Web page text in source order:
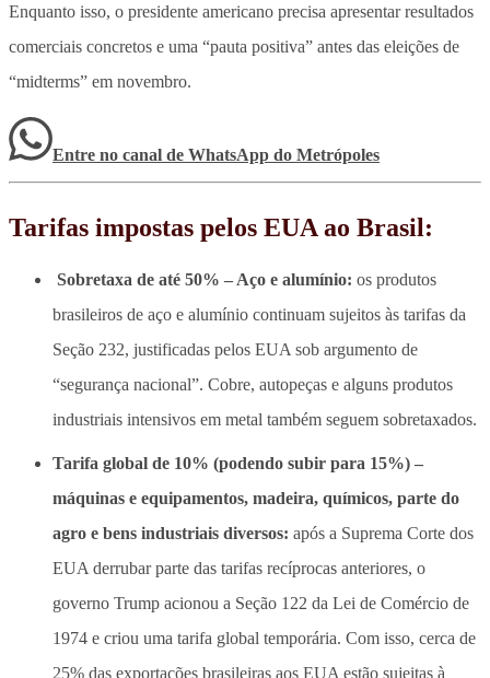
Enquanto isso, o presidente americano precisa apresentar resultados
comerciais concretos e uma “pauta positiva” antes das eleições de
“midterms” em novembro.
Entre no canal de WhatsApp do Metrópoles
Tarifas impostas pelos EUA ao Brasil:
Sobretaxa de até 50% – Aço e alumínio: os produtos
brasileiros de aço e alumínio continuam sujeitos às tarifas da
Seção 232, justificadas pelos EUA sob argumento de
“segurança nacional”. Cobre, autopeças e alguns produtos
industriais intensivos em metal também seguem sobretaxados.
Tarifa global de 10% (podendo subir para 15%) –
máquinas e equipamentos, madeira, químicos, parte do
agro e bens industriais diversos: após a Suprema Corte dos
EUA derrubar parte das tarifas recíprocas anteriores, o
governo Trump acionou a Seção 122 da Lei de Comércio de
1974 e criou uma tarifa global temporária. Com isso, cerca de
25% das exportações brasileiras aos EUA estão sujeitas à